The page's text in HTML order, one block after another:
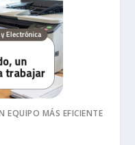
EQUIPO MÁS EFICIENTE